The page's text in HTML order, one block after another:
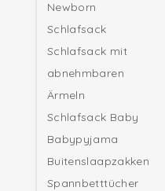
Newborn
Schlafsack
Schlafsack mit
abnehmbaren
Ärmeln
Schlafsack Baby
Babypyjama
Buitenslaapzakken
Spannbetttücher